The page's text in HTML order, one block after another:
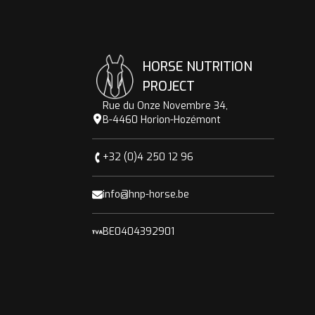
HORSE NUTRITION
PROJECT
Rue du Onze Novembre 34,
B-4460 Horion-Hozémont
+32 (0)4 250 12 96
info@hnp-horse.be
BE0404392901